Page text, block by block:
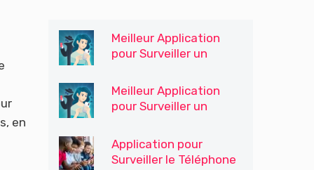
en
Meilleur Application
pour Surveiller un
Contrôle Parental
Meilleur Application
pour Surveiller un
Application pour
Surveiller le Téléphone